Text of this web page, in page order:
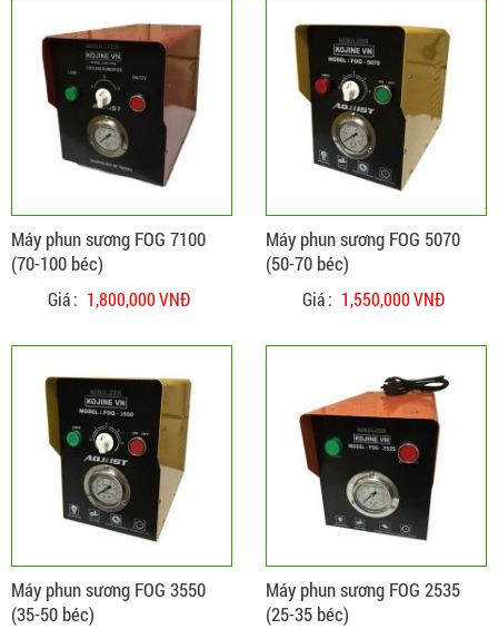
Máy phun sương FOG 7100
(70-100 béc)
Giá : 1,800,000 VNĐ
CHI TIẾT
Máy phun sương FOG 5070
(50-70 béc)
Giá : 1,550,000 VNĐ
ĐẶT HÀNG
Máy phun sương FOG 3550
(35-50 béc)
CHI TIẾT
Máy phun sương FOG 2535
(25-35 béc)
ĐẶT HÀNG